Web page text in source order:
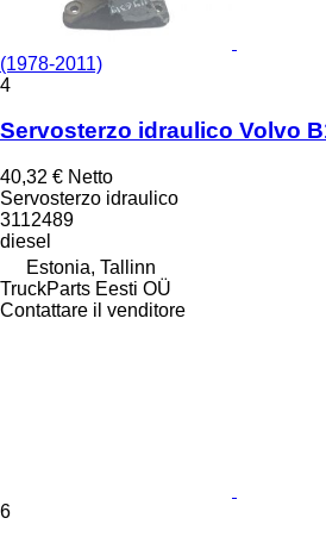
(1978-2011)
4
Servosterzo idraulico Volvo
40,32 € Netto
Servosterzo idraulico
3112489
diesel
Estonia, Tallinn
TruckParts Eesti OÜ
Contattare il venditore
6